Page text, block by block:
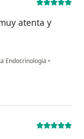
atenta y
Endocrinología •